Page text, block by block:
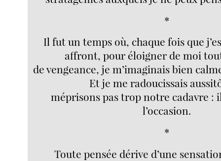
*
Il fut un temps où, chaque fois que
affront, pour éloigner de moi
de vengeance, je m’imaginais bien
Et je me radoucissais
méprisons pas trop notre cadavre :
l’occasion.
*
Toute pensée dérive d’une